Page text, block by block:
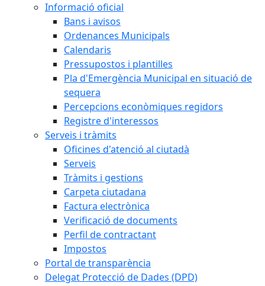
Informació oficial
Bans i avisos
Ordenances Municipals
Calendaris
Pressupostos i plantilles
Pla d'Emergència Municipal en situació de
sequera
Percepcions econòmiques regidors
Registre d'interessos
Serveis i tràmits
Oficines d'atenció al ciutadà
Serveis
Tràmits i gestions
Carpeta ciutadana
Factura electrònica
Verificació de documents
Perfil de contractant
Impostos
Portal de transparència
Delegat Protecció de Dades (DPD)